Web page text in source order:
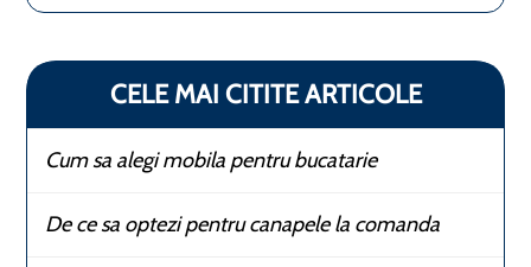
CELE MAI CITITE ARTICOLE
Cum sa alegi mobila pentru bucatarie
De ce sa optezi pentru canapele la comanda